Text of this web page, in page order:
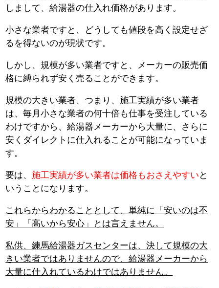
しまして、給湯器の仕入れ価格があります。
小さな業者ですと、どうしても値段を高く設定せざ
るを得ないのが現状です。
しかし、規模が多い業者ですと、メーカーの販売価
格に縛られず安く売ることができます。
規模の大きい業者、つまり、施工実績が多い業者
は、毎月小さな業者の何十倍も仕事を受注している
わけですから、給湯器メーカーから大量に、さらに
安くダイレクトに仕入れることが可能になっていま
す。
要は、施工実績が多い業者は価格もおさえやすい と
いうことになります。
これらからわかることとして、単純に「安いのは不
安」「高いから安心」とは言えません。
私供、練馬給湯器ガスセンターは、決して規模の大
きい業者ではありませんので、給湯器メーカーから
大量に仕入れているわけではありません。